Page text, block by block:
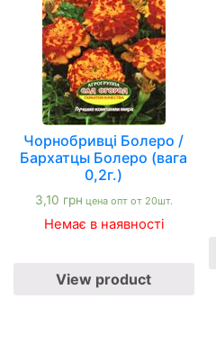
Чорнобривці Болеро /
Бархатцы Болеро (вага
0,2г.)
3,10 грн цена опт от 20шт.
Немає в наявності
View product